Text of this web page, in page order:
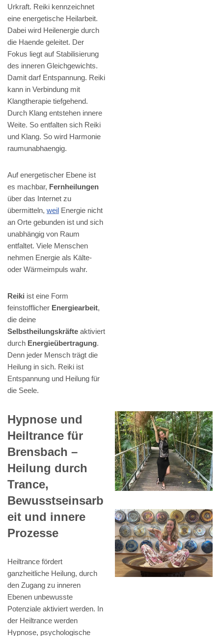
Urkraft. Reiki kennzeichnet
eine energetische Heilarbeit.
Dabei wird Heilenergie durch
die Haende geleitet. Der
Fokus liegt auf Stabilisierung
des inneren Gleichgewichts.
Damit darf Entspannung. Reiki
kann in Verbindung mit
Klangtherapie tiefgehend.
Durch Klang entstehen innere
Weite. So entfalten sich Reiki
und Klang. So wird Harmonie
raumunabhaengig.
Auf energetischer Ebene ist
es machbar, Fernheilungen
über das Internet zu
übermitteln, weil Energie nicht
an Orte gebunden ist und sich
unabhängig von Raum
entfaltet. Viele Menschen
nehmen Energie als Kälte-
oder Wärmeimpuls wahr.
Reiki ist eine Form
feinstofflicher Energiearbeit,
die deine
Selbstheilungskräfte aktiviert
durch Energieübertragung.
Denn jeder Mensch trägt die
Heilung in sich. Reiki ist
Entspannung und Heilung für
die Seele.
Hypnose und
Heiltrance für
Brensbach –
Heilung durch
Trance,
Bewusstseinsarb
eit und innere
Prozesse
Heiltrance fördert
ganzheitliche Heilung, durch
den Zugang zu inneren
Ebenen unbewusste
Potenziale aktiviert werden. In
der Heiltrance werden
Hypnose, psychologische